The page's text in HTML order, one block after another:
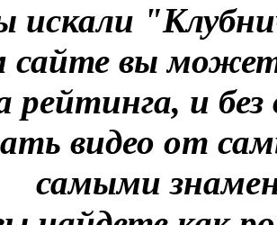
искали
вы
рейтинга, и
видео от
самыми